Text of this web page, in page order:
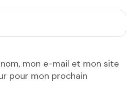
mon e-mail et mon site
pour mon prochain